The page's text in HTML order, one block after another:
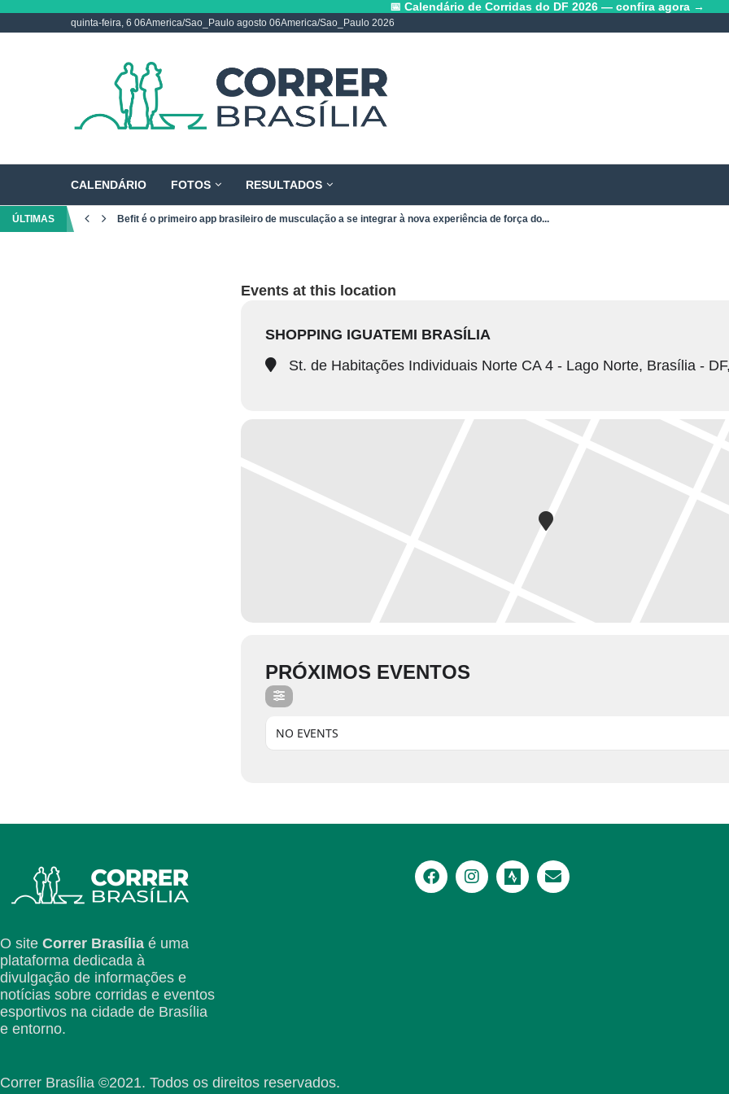
📅 Calendário de Corridas do DF 2026 — confira agora →
quinta-feira, 6 06America/Sao_Paulo agosto 06America/Sao_Paulo 2026
CALENDÁRIO FOTOS RESULTADOS
ÚLTIMAS Befit é o primeiro app brasileiro de musculação a se integrar à nova experiência de força do...
Events at this location
SHOPPING IGUATEMI BRASÍLIA
St. de Habitações Individuais Norte CA 4 - Lago Norte, Brasília -
PRÓXIMOS EVENTOS
NO EVENTS
O site Correr Brasília é uma
plataforma dedicada à
divulgação de informações e
notícias sobre corridas e eventos
esportivos na cidade de Brasília
e entorno.
Correr Brasília ©2021. Todos os direitos reservados.